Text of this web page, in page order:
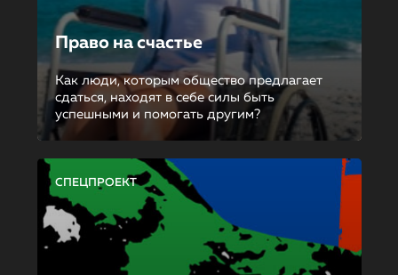
Право на счастье
Как люди, которым общество предлагает
сдаться, находят в себе силы быть
успешными и помогать другим?
СПЕЦПРОЕКТ